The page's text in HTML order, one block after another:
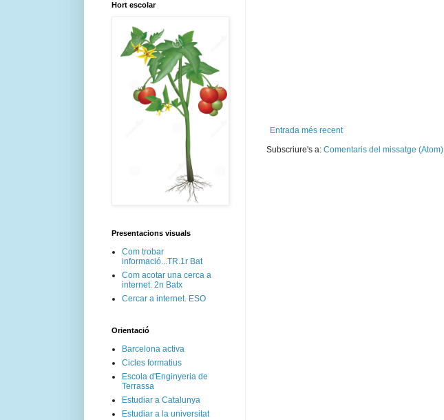
Entrada més recent
Subscriure's a: Comentaris del missatge (Atom)
Hort escolar
Presentacions visuals
Com trobar
informació...TR.1r Bat
Com acotar una cerca a
internet. 2n Batx
Cercar a internet. ESO
Orientació
Barcelona activa
Cicles formatius
Escola d'Enginyeria de
Terrassa
Estudiar a Catalunya
Estudiar a la universitat